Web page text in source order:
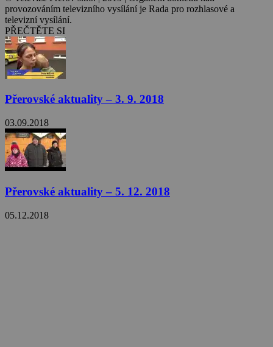
provozováním televizního vysílání je Rada pro rozhlasové a
televizní vysílání.
PŘEČTĚTE SI
Přerovské aktuality – 3. 9. 2018
03.09.2018
Přerovské aktuality – 5. 12. 2018
05.12.2018